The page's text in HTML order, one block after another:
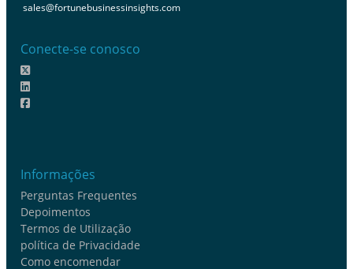
sales@fortunebusinessinsights.com
Conecte-se conosco
Informações
Perguntas Frequentes
Depoimentos
Termos de Utilização
política de Privacidade
Como encomendar